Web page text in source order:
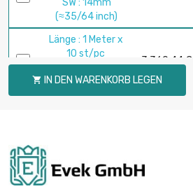
SW : 14mm
(≈35/64 inch)
Länge : 1 Meter x
10 st/pc
SW : 17mm
(≈43/64 inch)
3.360,44 €
Länge : 1 Meter x 5
 IN DEN WARENKORB LEGEN